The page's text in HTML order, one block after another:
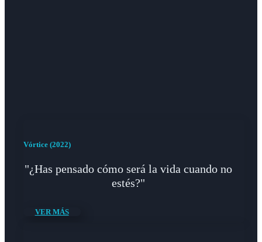
Vórtice (2022)
"¿Has pensado cómo será la vida cuando no
estés?"
VER MÁS